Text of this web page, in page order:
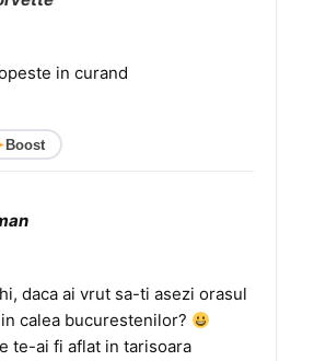
in curand
Boost
daca ai vrut sa-ti asezi orasul
calea bucurestenilor?
te-ai fi aflat in tarisoara